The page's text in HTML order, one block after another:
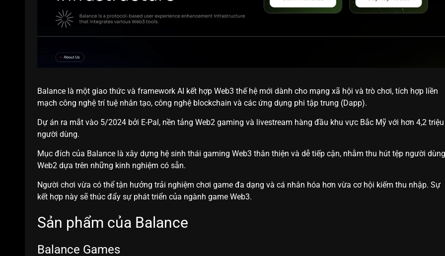
Balance là một giao thức và framework AI kết hợp Web3 thế hệ mới dành cho mạng xã hội và trò chơi, tích hợp liền
mạch công nghệ trí tuệ nhân tạo, công nghệ blockchain và các ứng dụng phi tập trung (Dapp).
Dự án ra mắt vào 5/2024 bởi E-Pal, nền tảng Web2 gaming và livestream hàng đầu khu vực Bắc Mỹ với hơn 4,2 triệu
người dùng.
Mục đích của Balance là xây dựng hệ sinh thái gaming Web3 thân thiện và dễ tiếp cận, nhằm thu hút tệp người dùng
Web2 dựa trên những kinh nghiệm có sẵn.
Người chơi vừa có thể tận hưởng trải nghiệm chơi game đa dạng và cá nhân hóa hơn vừa cơ hội kiếm thu nhập. Sự
kết hợp này sẽ thúc đẩy sự phát triển của ngành game Web3.
Sản phẩm của Balance
Balance Games